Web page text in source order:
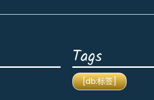
Tags
[db:标签]